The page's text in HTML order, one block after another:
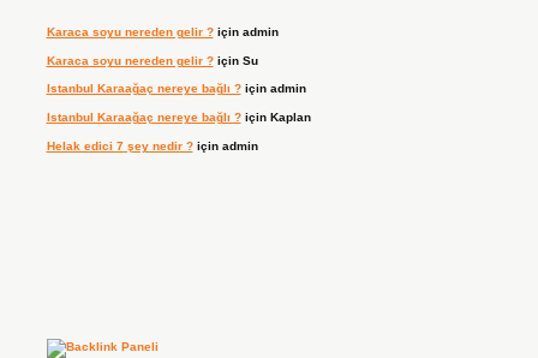
Karaca soyu nereden gelir ?için admin
Karaca soyu nereden gelir ?için Su
Istanbul Karaağaç nereye bağlı ?için admin
Istanbul Karaağaç nereye bağlı ?için Kaplan
Helak edici 7 şey nedir ?için admin